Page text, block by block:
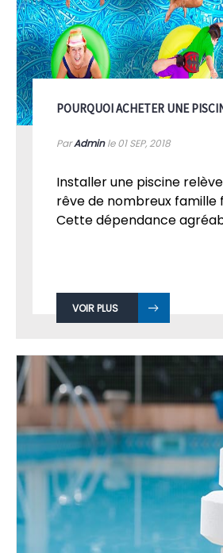
POURQUOI ACHETER UNE
ParAdminle 01SEP, 2018
Installer une piscine
rêve de nombreux famille
Cette dépendance
VOIR PLUS